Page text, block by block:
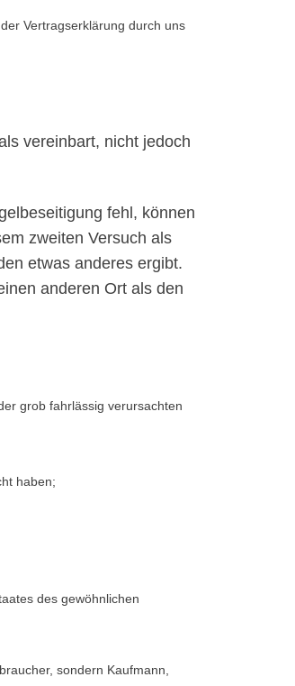
Vertragserklärung durch uns
vereinbart, nicht jedoch
fehl, können
zweiten Versuch als
etwas anderes ergibt.
anderen Ort als den
grob fahrlässig verursachten
haben;
des gewöhnlichen
sondern Kaufmann,